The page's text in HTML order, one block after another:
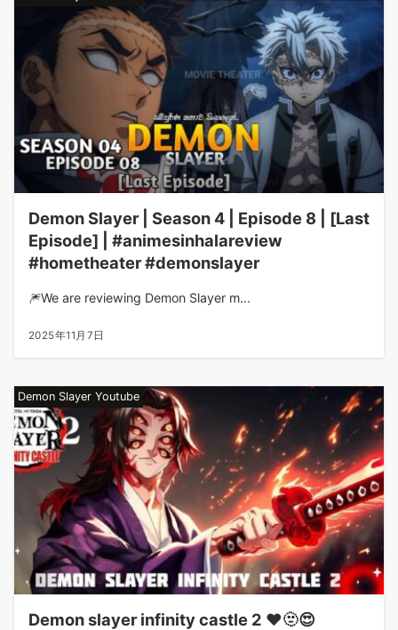
Demon Slayer | Season 4 | Episode 8 | [Last
Episode] | #animesinhalareview
#hometheater #demonslayer
🎆We are reviewing Demon Slayer m...
2025年11月7日
Demon Slayer Youtube
Demon slayer infinity castle 2 ❤️🫥😍